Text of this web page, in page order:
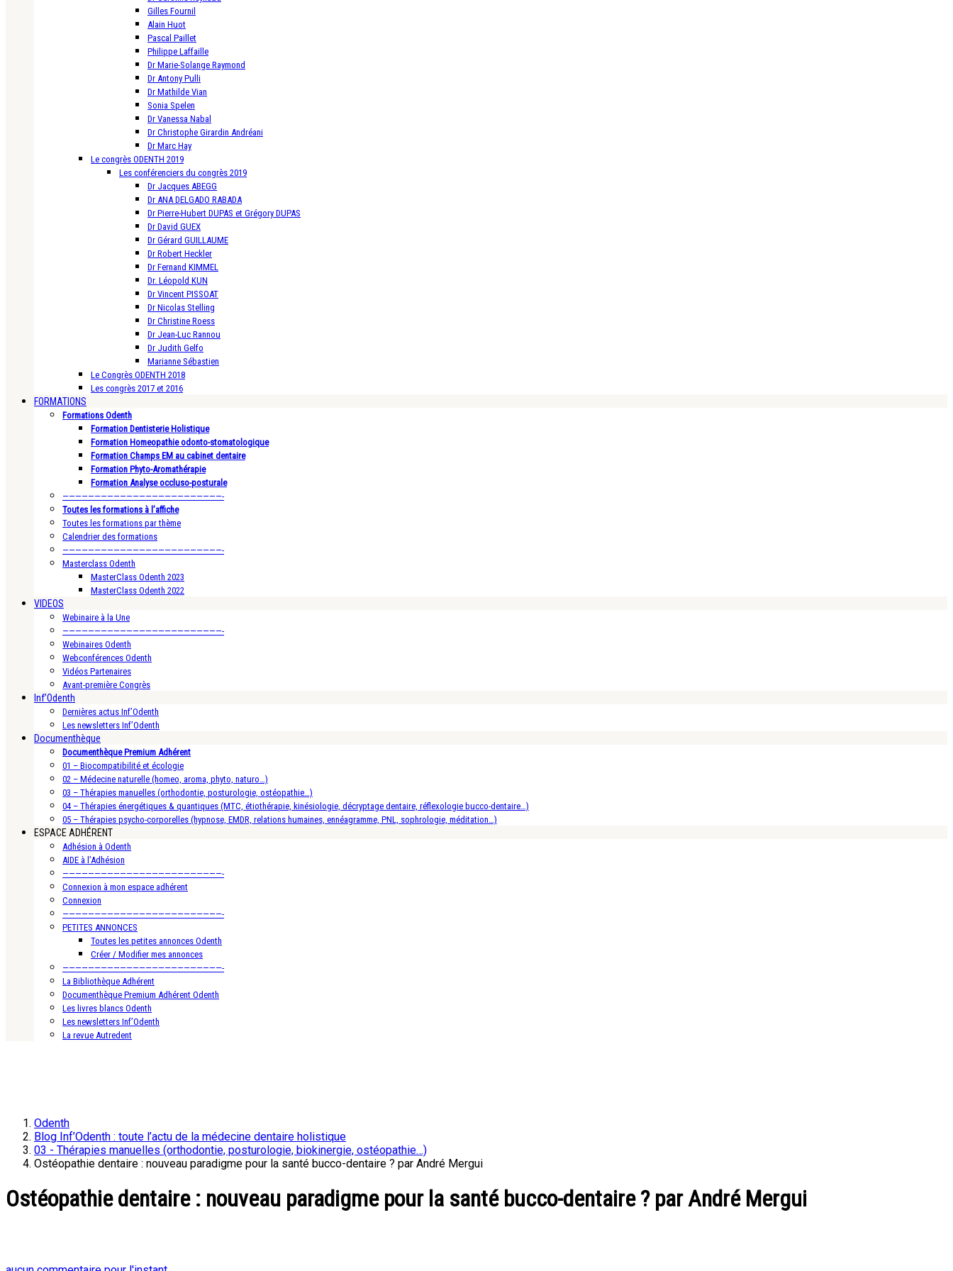
Gilles Fournil
Alain Huot
Pascal Paillet
Philippe Laffaille
Dr Marie-Solange Raymond
Dr Antony Pulli
Dr Mathilde Vian
Sonia Spelen
Dr Vanessa Nabal
Dr Christophe Girardin Andréani
Dr Marc Hay
Le congrès ODENTH 2019
Les conférenciers du congrès 2019
Dr Jacques ABEGG
Dr ANA DELGADO RABADA
Dr Pierre-Hubert DUPAS et Grégory DUPAS
Dr David GUEX
Dr Gérard GUILLAUME
Dr Robert Heckler
Dr Fernand KIMMEL
Dr. Léopold KUN
Dr Vincent PISSOAT
Dr Nicolas Stelling
Dr Christine Roess
Dr Jean-Luc Rannou
Dr Judith Gelfo
Marianne Sébastien
Le Congrès ODENTH 2018
Les congrès 2017 et 2016
FORMATIONS
Formations Odenth
Formation Dentisterie Holistique
Formation Homeopathie odonto-stomatologique
Formation Champs EM au cabinet dentaire
Formation Phyto-Aromathérapie
Formation Analyse occluso-posturale
—————————————————————————-
Toutes les formations à l’affiche
Toutes les formations par thème
Calendrier des formations
—————————————————————————-
Masterclass Odenth
MasterClass Odenth 2023
MasterClass Odenth 2022
VIDEOS
Webinaire à la Une
—————————————————————————-
Webinaires Odenth
Webconférences Odenth
Vidéos Partenaires
Avant-première Congrès
Inf’Odenth
Dernières actus Inf’Odenth
Les newsletters Inf’Odenth
Documenthèque
Documenthèque Premium Adhérent
01 – Biocompatibilité et écologie
02 – Médecine naturelle (homeo, aroma, phyto, naturo…)
03 – Thérapies manuelles (orthodontie, posturologie, ostéopathie…)
04 – Thérapies énergétiques & quantiques (MTC, étiothérapie, kinésiologie, décryptage dentaire, réflexologie bucco-dentaire…)
05 – Thérapies psycho-corporelles (hypnose, EMDR, relations humaines, ennéagramme, PNL, sophrologie, méditation…)
ESPACE ADHÉRENT
Adhésion à Odenth
AIDE à l’Adhésion
—————————————————————————-
Connexion à mon espace adhérent
Connexion
—————————————————————————-
PETITES ANNONCES
Toutes les petites annonces Odenth
Créer / Modifier mes annonces
—————————————————————————-
La Bibliothèque Adhérent
Documenthèque Premium Adhérent Odenth
Les livres blancs Odenth
Les newsletters Inf’Odenth
La revue Autredent
Odenth
Blog Inf’Odenth : toute l’actu de la médecine dentaire holistique
03 - Thérapies manuelles (orthodontie, posturologie, biokinergie, ostéopathie…)
Ostéopathie dentaire : nouveau paradigme pour la santé bucco-dentaire ? par André Mergui
Ostéopathie dentaire : nouveau paradigme pour la santé bucco-dentaire ? par André Mergui